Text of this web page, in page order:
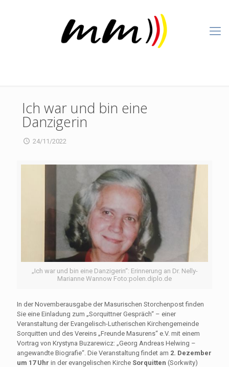
Ich war und bin eine
Danzigerin
24/11/2022
„Ich war und bin eine Danzigerin“: Erinnerung an Dr. Nelly-
Marianne Wannow Foto:polen.diplo.de
In der Novemberausgabe der Masurischen Storchenpost finden
Sie eine Einladung zum „Sorquittner Gespräch“ – einer
Veranstaltung der Evangelisch-Lutherischen Kirchengemeinde
Sorquitten und des Vereins „Freunde Masurens“ e.V. mit einem
Vortrag von Krystyna Buzarewicz: „Georg Andreas Helwing –
angewandte Biografie“. Die Veranstaltung findet am 2. Dezember
um 17 Uhr in der evangelischen Kirche Sorquitten (Sorkwity)